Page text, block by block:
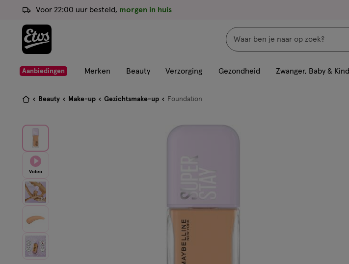
ga
de
hoofd
ga
de
naar
footer
Voor 22:00 uur besteld, morgen in huis
Zoeken
met
volledig
Aanbiedingen Merken Beauty Verzorging Gezondheid Zwanger, Baby & Kind
Je
hier:
Beauty Make-up Gezichtsmake-up Foundation
Video